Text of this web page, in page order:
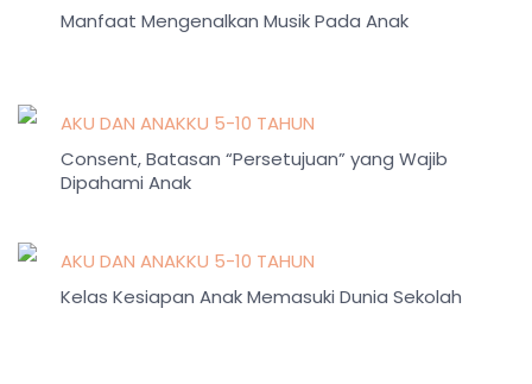
Manfaat Mengenalkan Musik Pada Anak
AKU DAN ANAKKU 5-10 TAHUN
Consent, Batasan “Persetujuan” yang Wajib
Dipahami Anak
AKU DAN ANAKKU 5-10 TAHUN
Kelas Kesiapan Anak Memasuki Dunia Sekolah